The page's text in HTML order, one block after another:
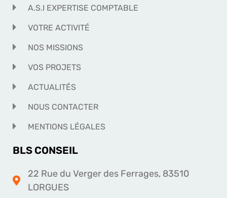
A.S.I EXPERTISE COMPTABLE
VOTRE ACTIVITÉ
NOS MISSIONS
VOS PROJETS
ACTUALITÉS
NOUS CONTACTER
MENTIONS LÉGALES
BLS CONSEIL
22 Rue du Verger des Ferrages, 83510
LORGUES